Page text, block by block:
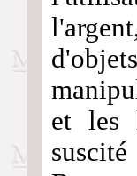
et les